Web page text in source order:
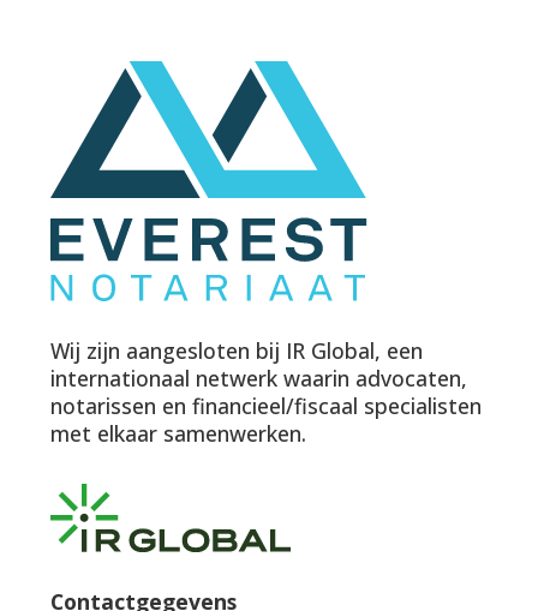
Wij zijn aangesloten bij IR Global, een
internationaal netwerk waarin advocaten,
notarissen en financieel/fiscaal specialisten
met elkaar samenwerken.
Contactgegevens